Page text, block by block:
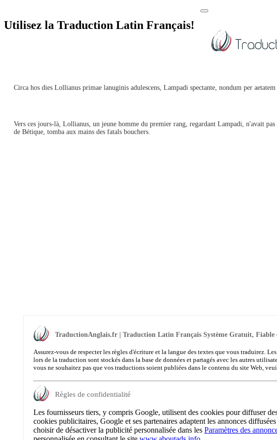
Utilisez la Traduction Latin Français!
Circa hos dies Lollianus primae lanuginis adulescens, Lampadi spectante, nondum per
Vers ces jours-là, Lollianus, un jeune homme du premier rang, regardant Lampadi, n'avait
de Bétique, tomba aux mains des fatals bouchers.
TraductionAnglais.fr | Traduction Latin Français Système Gratuit, Fiable
Assurez-vous de respecter les règles d'écriture et la langue des textes que vous traduirez.
lors de la traduction sont stockés dans la base de données et partagés avec les autres
vous ne souhaitez pas que vos traductions soient publiées dans le contenu du site Web,
Règles de confidentialité
Les fournisseurs tiers, y compris Google, utilisent des cookies pour diffuser
cookies publicitaires, Google et ses partenaires adaptent les annonces
choisir de désactiver la publicité personnalisée dans les Paramètres des